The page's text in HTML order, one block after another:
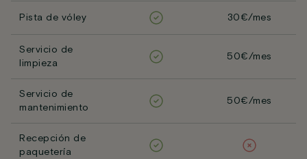
Pista de vóley 30€/mes
Servicio de
limpieza
50€/mes
Servicio de
mantenimiento
50€/mes
Recepción de
paquetería